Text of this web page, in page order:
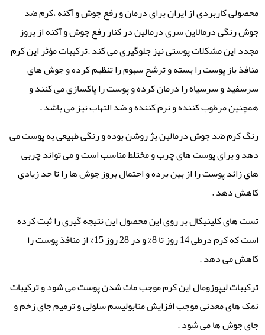
محصولی کاربردی از ایران برای درمان و رفع جوش و آکنه ،کرم ضد
جوش رنگی درمالاین سری درمالین در کنار رفع جوش و آکنه از بروز
مجدد این مشکلات پوستی نیز جلوگیری می کند .ترکیبات مؤثر این کرم
منافذ باز پوست را بسته و ترشح سبوم را تنظیم کرده و جوش های
سرسفید و سرسیاه را درمان کرده و پوست را پاکسازی می کنند و
همچنین مرطوب کننده و نرم کننده و ضد التهاب نیز می باشد .
رنگ کرم ضد جوش درمالین بژ روشن بوده و رنگی طبیعی به پوست می
دهد و برای پوست های چرب و مختلط مناسب است و می تواند چربی
های زائد پوست را از بین برده و احتمال بروز جوش ها را تا حد زیادی
کاهش دهد .
تست های کلینیکال بر روی این محصول این نتیجه گیری را ثبت کرده
است که کرم درطی 14 روز تا 8% و در 28 روز 15% از منافذ پوست را
کاهش می دهد .
ترکیبات لیپوزومال این کرم موجب مات شدن پوست می شود و ترکیبات
نمک های معدنی موجب افزایش متابولیسم سلولی و ترمیم جای زخم و
جای جوش ها می شود .